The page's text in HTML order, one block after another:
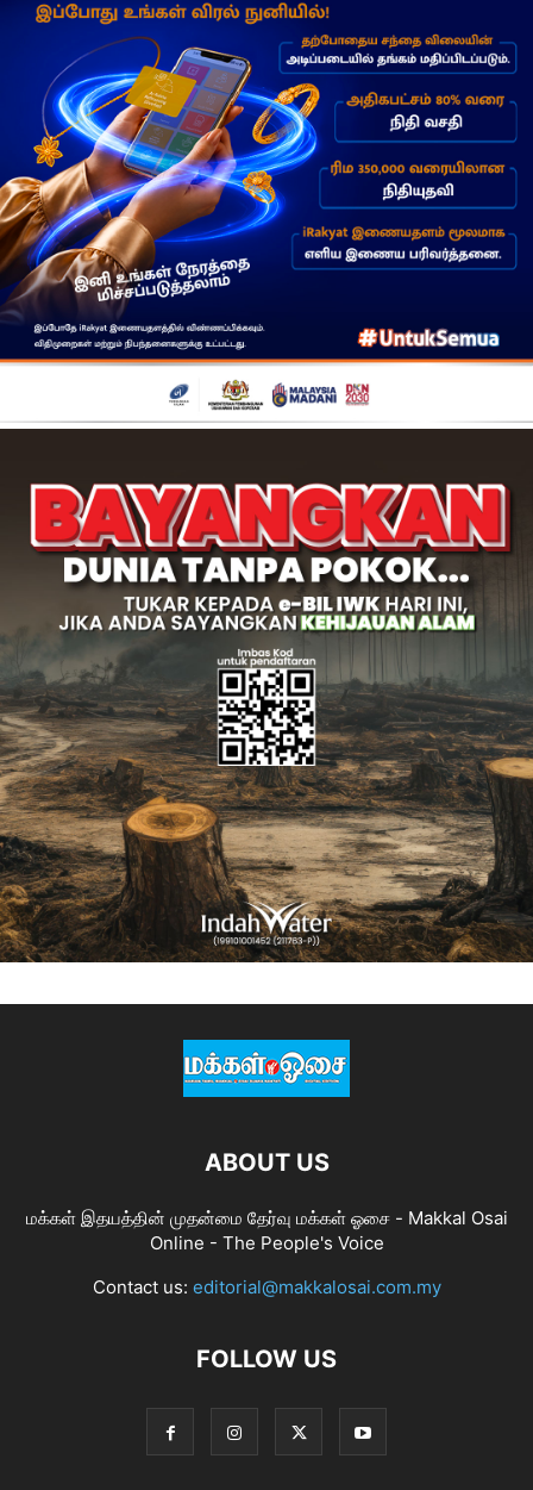
ABOUT US
மக்கள் இதயத்தின் முதன்மை தேர்வு மக்கள் ஓசை - Makkal Osai
Online - The People's Voice
Contact us: editorial@makkalosai.com.my
FOLLOW US